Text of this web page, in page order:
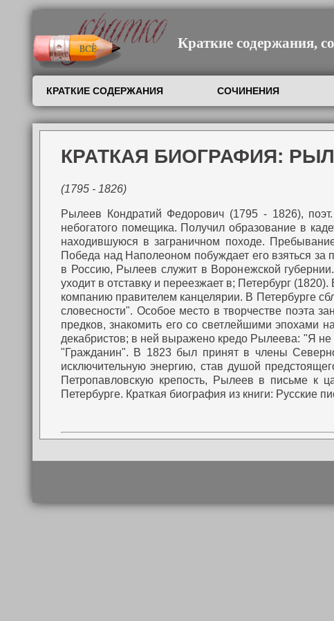
Краткие содержания,
КРАТКИЕ СОДЕРЖАНИЯ СОЧИНЕНИЯ
КРАТКАЯ БИОГРАФИЯ:
(1795 - 1826)
Рылеев Кондратий Федорович (1795 - 1826),
небогатого помещика. Получил образование в
находившуюся в заграничном походе.
Победа над Наполеоном побуждает его взяться
в Россию, Рылеев служит в Воронежской
уходит в отставку и переезжает в; Петербург (1820).
компанию правителем канцелярии. В Петербурге
словесности". Особое место в творчестве поэта
предков, знакомить его со светлейшими эпохами
декабристов; в ней выражено кредо Рылеева: "Я не
"Гражданин". В 1823 был принят в члены
исключительную энергию, став душой
Петропавловскую крепость, Рылеев в письме к
Петербурге. Краткая биография из книги: Русские